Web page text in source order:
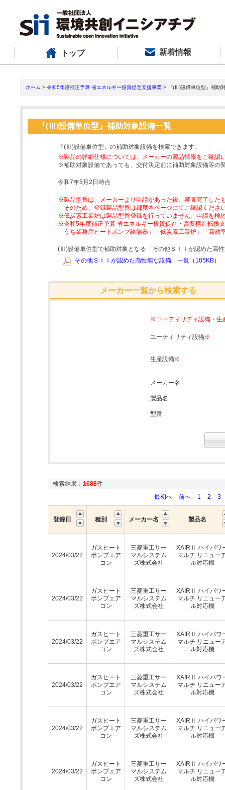
トップ 新着情報
ホーム > 令和5年度補正予算 省エネルギー投資促進支援事業 > 『(Ⅲ)設備単位型』補助
『(Ⅲ)設備単位型』補助対象設備一覧
『(Ⅲ)設備単位型』の補助対象設備を検索できます。
※製品の詳細仕様については、メーカーの製品情報をご確認
※補助対象設備であっても、交付決定前に補助対象設備等の
令和7年5月2日時点
※製品型番は、メーカーより申請があった後、審査完了した
そのため、登録製品型番は都度本ページにてご確認くださ
※低炭素工業炉は製品型番登録を行っていません。申請を検
※令和5年度補正予算 省エネルギー投資促進・需要構造転換
うち業務用ヒートポンプ給湯器」「低炭素工業炉」「高
(Ⅲ)設備単位型で補助対象となる「その他ＳＩＩが認めた高
その他ＳＩＩが認めた高性能な設備 一覧（105KB）
メーカー一覧から検索する
※ユーティリティ設備・生
ユーティリティ設備※
生産設備※
メーカー名
製品名
型番
検索結果： 1688件
最初へ
前へ 1 2 3
登録日 種別 メーカー名 製品名
2024/03/22
ガスヒート
ポンプエア
コン
三菱重工サー
マルシステム
ズ株式会社
XAIRⅡ ハイパワ
マルチ リニュー
ル対応機
2024/03/22
ガスヒート
ポンプエア
コン
三菱重工サー
マルシステム
ズ株式会社
XAIRⅡ ハイパワ
マルチ リニュー
ル対応機
2024/03/22
ガスヒート
ポンプエア
コン
三菱重工サー
マルシステム
ズ株式会社
XAIRⅡ ハイパワ
マルチ リニュー
ル対応機
2024/03/22
ガスヒート
ポンプエア
コン
三菱重工サー
マルシステム
ズ株式会社
XAIRⅡ ハイパワ
マルチ リニュー
ル対応機
2024/03/22
ガスヒート
ポンプエア
コン
三菱重工サー
マルシステム
ズ株式会社
XAIRⅡ ハイパワ
マルチ リニュー
ル対応機
2024/03/22
ガスヒート
ポンプエア
コン
三菱重工サー
マルシステム
ズ株式会社
XAIRⅡ ハイパワ
マルチ リニュー
ル対応機